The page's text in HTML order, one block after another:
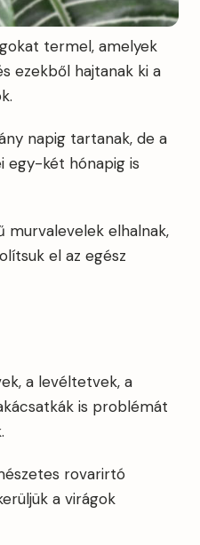
termel, amelyek
ezekből hajtanak ki a
napig tartanak, de a
egy-két hónapig is
murvalevelek elhalnak,
el az egész
a levéltetvek, a
is problémát
rovarirtó
a virágok